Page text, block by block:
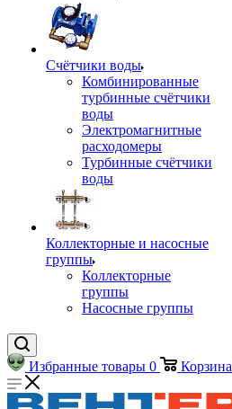
Счётчики воды
Комбинированные
турбинные счётчики
воды
Электромагнитные
расходомеры
Турбинные счётчики
воды
Коллекторные и насосные
группы
Коллекторные
группы
Насосные группы
Избранные товары 0 Корзина